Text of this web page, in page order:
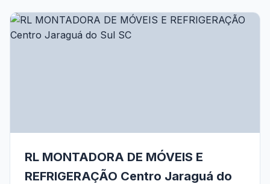
RL MONTADORA DE MÓVEIS E
REFRIGERAÇÃO Centro Jaraguá do